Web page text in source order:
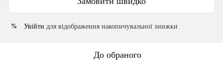
% Увійти для відображення накопичувальної знижки
До обраного